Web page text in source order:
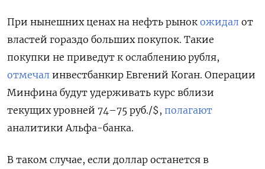
При нынешних ценах на нефть рынок ожидал от
властей гораздо больших покупок. Такие
покупки не приведут к ослаблению рубля,
отмечал инвестбанкир Евгений Коган. Операции
Минфина будут удерживать курс вблизи
текущих уровней 74–75 руб./$, полагают
аналитики Альфа-банка.
В таком случае, если доллар останется в